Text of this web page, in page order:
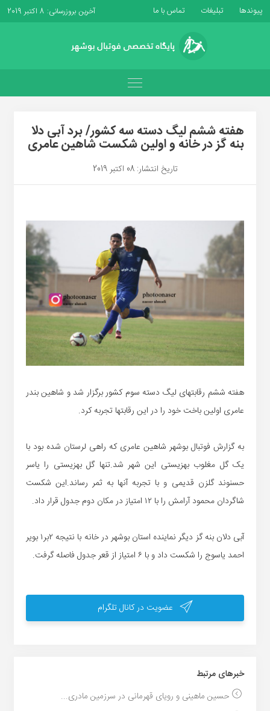
پیوندها تبلیغات تماس با ما آخرین بروزرسانی: 8 اکتبر 2019
هفته ششم لیگ دسته سه کشور/ برد آبی دلا
بنه گز در خانه و اولین شکست شاهین عامری
تاریخ انتشار: 08 اکتبر 2019
هفته ششم رقابتهای لیگ دسته سوم کشور برگزار شد و شاهین بندر
عامری اولین باخت خود را در این رقابتها تجربه کرد.
به گزارش فوتبال بوشهر شاهین عامری که راهی لرستان شده بود با
یک گل مغلوب بهزیستی این شهر شد.تنها گل بهزیستی را یاسر
حسنوند گلزن قدیمی و با تجربه آنها به ثمر رساند.این شکست
شاگردان محمود آرامش را با ۱۲ امتیاز در مکان دوم جدول قرار داد.
آبی دلان بنه گز دیگر نماینده استان بوشهر در خانه با نتیجه ۲بر۱ بویر
احمد یاسوج را شکست داد و با ۶ امتیاز از قعر جدول فاصله گرفت.
عضویت در کانال تلگرام
خبر‌های مرتبط
حسین ماهینی و رویای قهرمانی در سرزمین مادری...